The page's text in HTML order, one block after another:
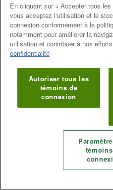
Tarification
Cadre légal
Modernisation de
la Collecte
Sélective
Écoconception
1600, boul.
Lévesque
Bureau
Montréal
H3H
987-1491
987-
Heures
Lundi au
13h à
Copyright © 2026. All rights
En cliquant sur « Accepter tous
vous acceptez l'utilisation et le
connexion conformément à la
notamment pour améliorer la
utilisation et contribuer à nos
confidentialité
Autoriser tous les
témoins de
connexion